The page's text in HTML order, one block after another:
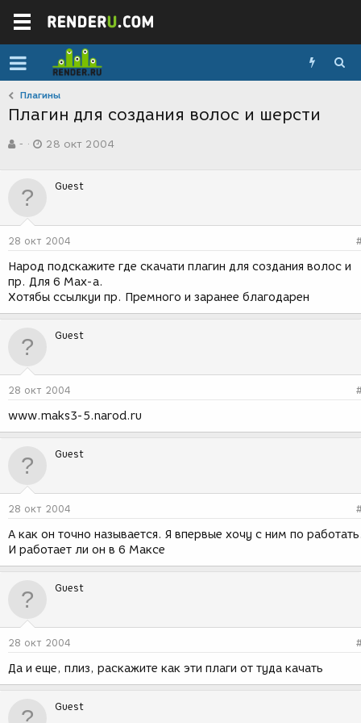
Плагины
Плагин для создания волос и шерсти
в
р
м
-
а
д
н
и
я
28 окт 2004
Guest
28 окт 2004
Народ подскажите где скачати плагин для создания волос и
пр. Для 6 Max-a.
Хотябы ссылкуи пр. Премного и заранее благодарен
Guest
28 окт 2004
www.maks3-5.narod.ru
Guest
28 окт 2004
А как он точно называется. Я впервые хочу с ним по
И работает ли он в 6 Максе
Guest
28 окт 2004
Да и еще, плиз, раскажите как эти плаги от туда качать
Guest